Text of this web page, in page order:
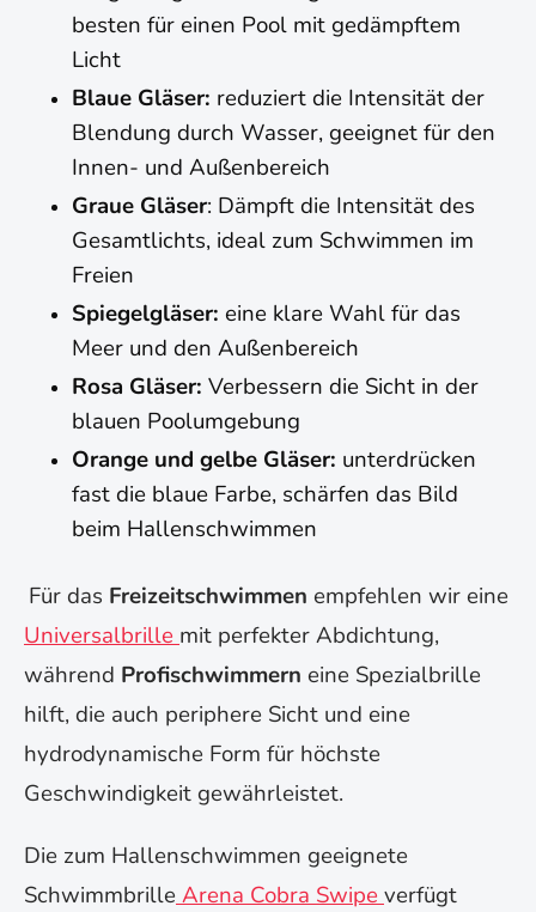
besten für einen Pool mit gedämpftem
Licht
Blaue Gläser: reduziert die Intensität der
Blendung durch Wasser, geeignet für den
Innen- und Außenbereich
Graue Gläser: Dämpft die Intensität des
Gesamtlichts, ideal zum Schwimmen im
Freien
Spiegelgläser: eine klare Wahl für das
Meer und den Außenbereich
Rosa Gläser: Verbessern die Sicht in der
blauen Poolumgebung
Orange und gelbe Gläser: unterdrücken
fast die blaue Farbe, schärfen das Bild
beim Hallenschwimmen
Für das Freizeitschwimmen empfehlen wir eine
Universalbrille mit perfekter Abdichtung,
während Profischwimmern eine Spezialbrille
hilft, die auch periphere Sicht und eine
hydrodynamische Form für höchste
Geschwindigkeit gewährleistet.
Die zum Hallenschwimmen geeignete
Schwimmbrille Arena Cobra Swipe verfügt